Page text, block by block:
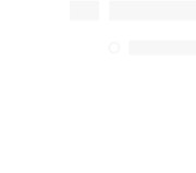
effectués